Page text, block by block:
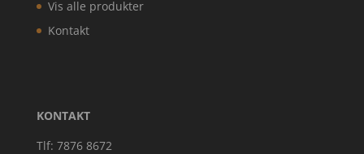
Vis alle produkter
Kontakt
KONTAKT
Tlf: 7876 8672